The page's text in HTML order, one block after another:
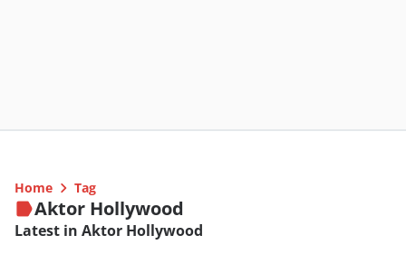
Home Tag
Aktor Hollywood
Latest in Aktor Hollywood